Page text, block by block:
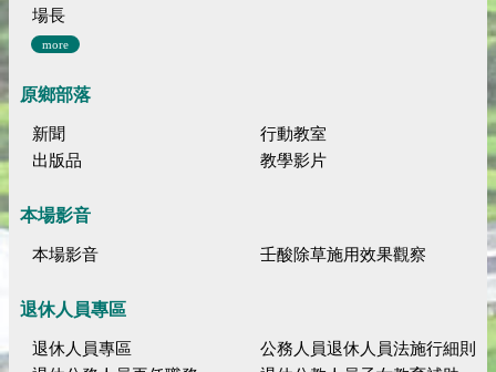
場長
more
原鄉部落
新聞
行動教室
出版品
教學影片
本場影音
本場影音 壬酸除草施用效果觀察
退休人員專區
退休人員專區
公務人員退休人員法施行細則